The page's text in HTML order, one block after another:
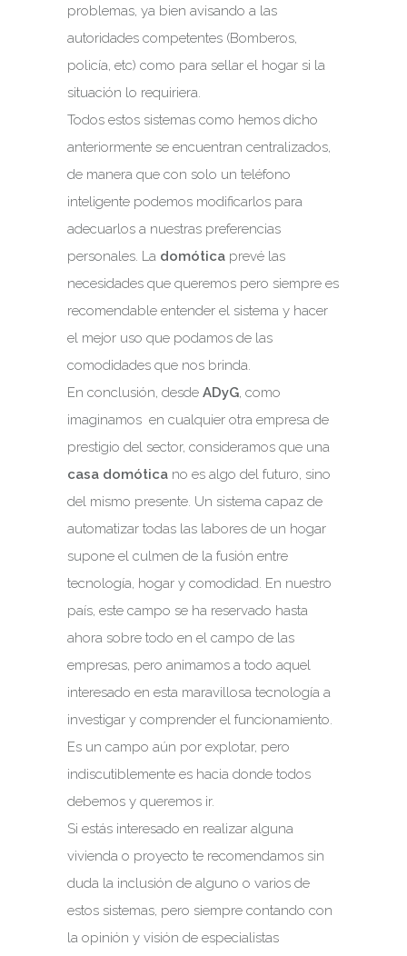
problemas, ya bien avisando a las
autoridades competentes (Bomberos,
policía, etc) como para sellar el hogar si la
situación lo requiriera.
Todos estos sistemas como hemos dicho
anteriormente se encuentran centralizados,
de manera que con solo un teléfono
inteligente podemos modificarlos para
adecuarlos a nuestras preferencias
personales. La domótica prevé las
necesidades que queremos pero siempre es
recomendable entender el sistema y hacer
el mejor uso que podamos de las
comodidades que nos brinda.
En conclusión, desde ADyG, como
imaginamos en cualquier otra empresa de
prestigio del sector, consideramos que una
casa domótica no es algo del futuro, sino
del mismo presente. Un sistema capaz de
automatizar todas las labores de un hogar
supone el culmen de la fusión entre
tecnología, hogar y comodidad. En nuestro
país, este campo se ha reservado hasta
ahora sobre todo en el campo de las
empresas, pero animamos a todo aquel
interesado en esta maravillosa tecnología a
investigar y comprender el funcionamiento.
Es un campo aún por explotar, pero
indiscutiblemente es hacia donde todos
debemos y queremos ir.
Si estás interesado en realizar alguna
vivienda o proyecto te recomendamos sin
duda la inclusión de alguno o varios de
estos sistemas, pero siempre contando con
la opinión y visión de especialistas